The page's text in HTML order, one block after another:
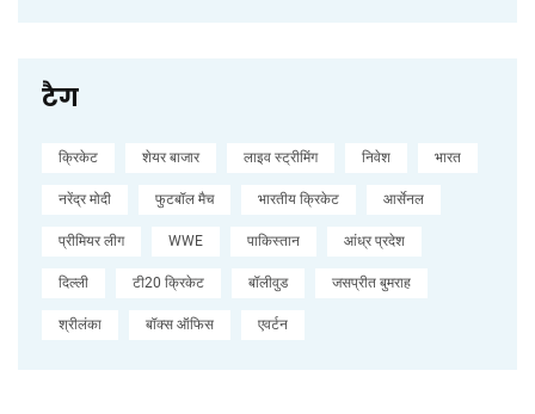
टैग
क्रिकेट शेयर बाजार लाइव स्ट्रीमिंग निवेश भारत
नरेंद्र मोदी फुटबॉल मैच भारतीय क्रिकेट आर्सेनल
प्रीमियर लीग WWE पाकिस्तान आंध्र प्रदेश
दिल्ली टी20 क्रिकेट बॉलीवुड जसप्रीत बुमराह
श्रीलंका बॉक्स ऑफिस एवर्टन